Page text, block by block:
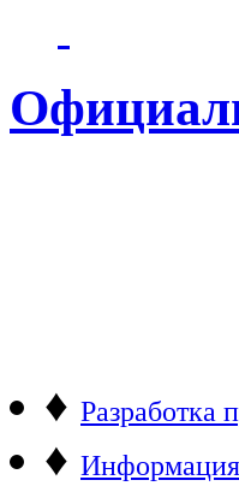
♦ Разработка
♦